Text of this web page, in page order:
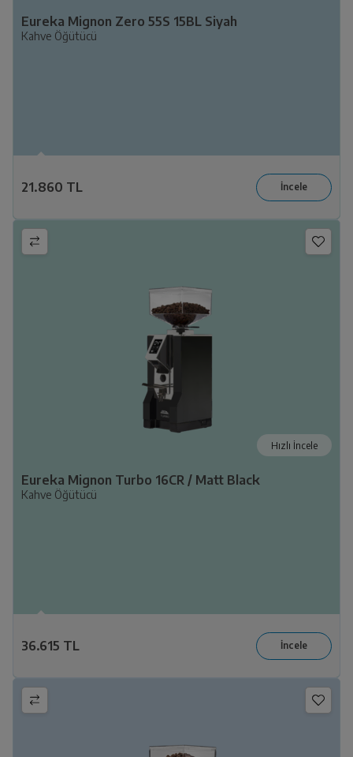
Eureka Mignon Zero 55S 15BL Siyah
Kahve Öğütücü
21.860 TL
Hızlı İncele
Eureka Mignon Turbo 16CR / Matt Black
Kahve Öğütücü
36.615 TL